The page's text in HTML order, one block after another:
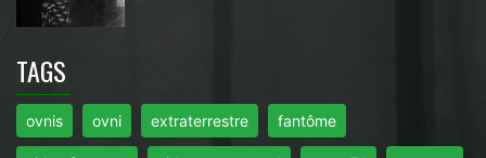
TAGS
ovnis ovni extraterrestre fantôme